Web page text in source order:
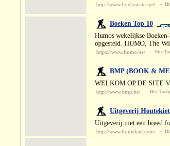
http://www.boekensite.net/ -
Boeken Top 10
Humos wekelijkse
opgesteld. HUMO, The
https://www.humo.be/ - Hits
BMP (BOOK &
WELKOM OP DE SITE
http://www.bmp.be/ - Hits
Uitgeverij Houtekiet
Uitgeverij met een breed
http://www.houtekiet.com/ -